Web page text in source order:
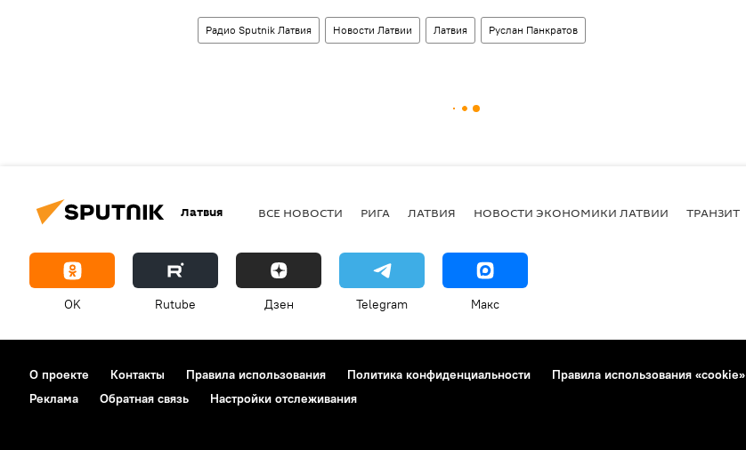
Радио Sputnik Латвия Новости Латвии Латвия Руслан Панкратов
Латвия ВСЕ НОВОСТИ РИГА ЛАТВИЯ НОВОСТИ ЭКОНОМИКИ ЛАТВИИ ТРАНЗИТ
OK Rutube Дзен Telegram Макс
О проекте Контакты Правила использования Политика конфиденциальности Правила использования «cookie»
Реклама
Обратная связь Настройки отслеживания